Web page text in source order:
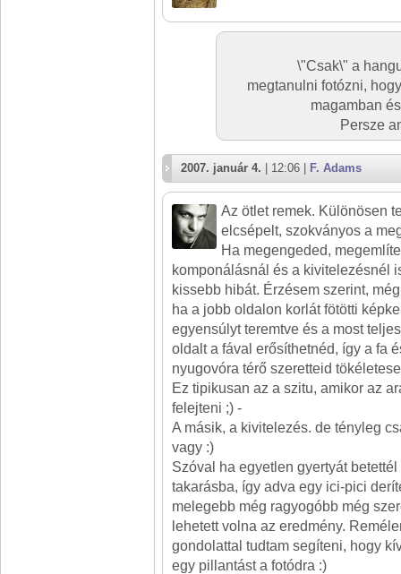
\"Csak\" a
megtanulni fotózni,
magamban
Persze
2007. január 4. | 12:06 | F. Adams
Az ötlet remek. Különösen
elcsépelt, szokványos a
Ha megengeded,
komponálásnál és a kivitelezésnél
kissebb hibát. Érzésem szerint,
ha a jobb oldalon korlát fötötti
egyensúlyt teremtve és a most
oldalt a fával erősíthetnéd, így a fa
nyugovóra térő szeretteid
Ez tipikusan az a szitu, amikor az
felejteni ;) -
A másik, a kivitelezés. de tényleg
vagy :)
Szóval ha egyetlen gyertyát
takarásba, így adva egy ici-pici
melegebb még ragyogóbb még
lehetett volna az eredmény.
gondolattal tudtam segíteni, hogy
egy pillantást a fotódra :)